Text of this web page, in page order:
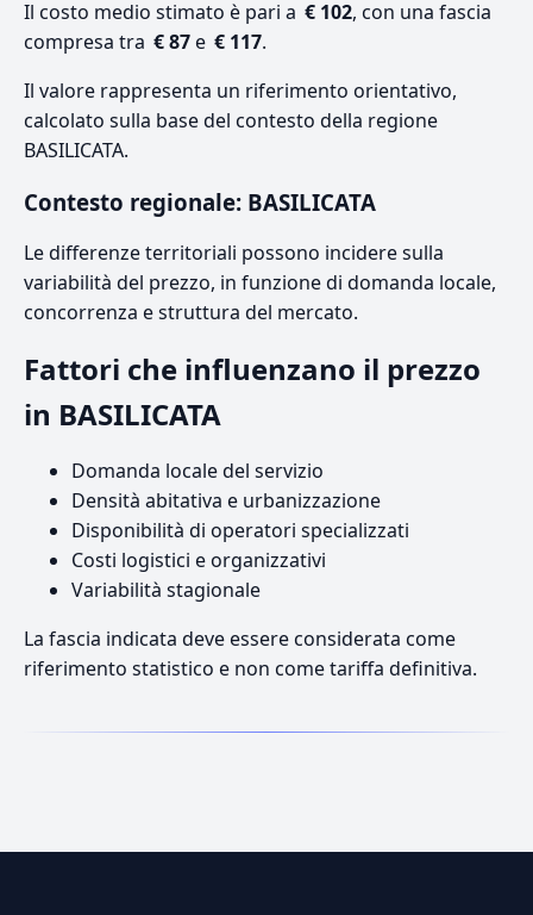
Il costo medio stimato è pari a € 102, con una fascia
compresa tra € 87e € 117.
Il valore rappresenta un riferimento orientativo,
calcolato sulla base del contesto della regione
BASILICATA.
Contesto regionale: BASILICATA
Le differenze territoriali possono incidere sulla
variabilità del prezzo, in funzione di domanda locale,
concorrenza e struttura del mercato.
Fattori che influenzano il prezzo
in BASILICATA
Domanda locale del servizio
Densità abitativa e urbanizzazione
Disponibilità di operatori specializzati
Costi logistici e organizzativi
Variabilità stagionale
La fascia indicata deve essere considerata come
riferimento statistico e non come tariffa definitiva.